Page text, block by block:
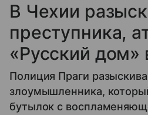
В Чехии
преступника,
«Русский дом»
Полиция Праги
злоумышленника,
бутылок с